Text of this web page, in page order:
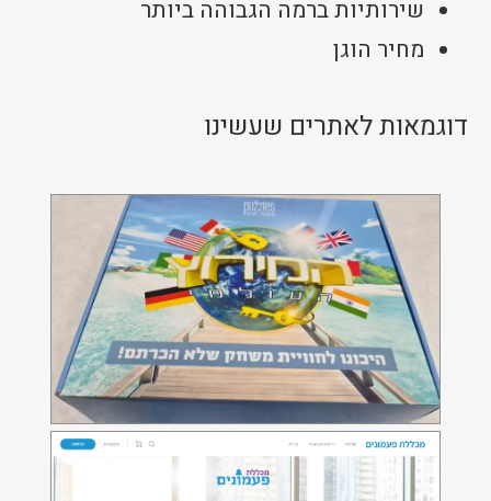
שירותיות ברמה הגבוהה ביותר
מחיר הוגן
דוגמאות לאתרים שעשינו
המרוץ העולמי - פלאג-אין חדר
מכללת פעמונים
אתר מבוסס Wordpress המאפשר צפייה בקורסים
דיגיטליים